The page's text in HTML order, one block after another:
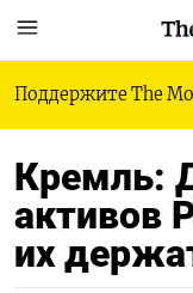
Поддержите The
Кремль:
активов
их